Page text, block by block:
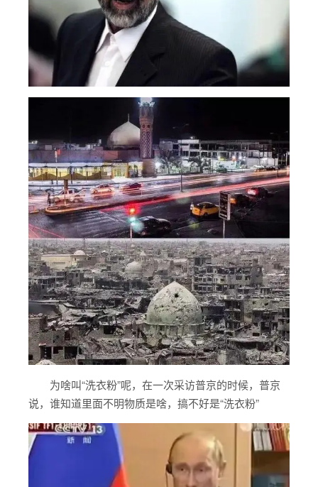
为啥叫“洗衣粉”呢，在一次采访普京的时候，普京
说，谁知道里面不明物质是啥，搞不好是“洗衣粉”